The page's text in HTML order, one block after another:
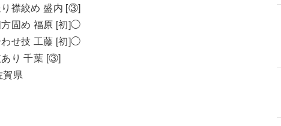
絞め 盛内 [③]
固め 福原 [初]◯
技 工藤 [初]◯
千葉 [③]
県